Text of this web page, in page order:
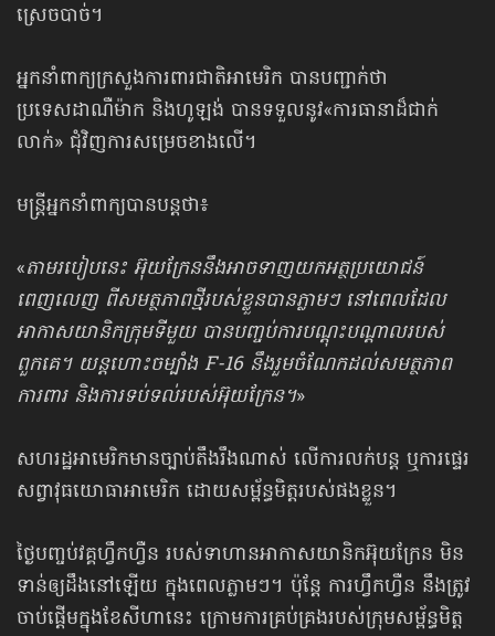
ស្រេចបាច់។
អ្នកនាំពាក្យក្រសួងការពារជាតិអាមេរិក បានបញ្ជាក់ថា
ប្រទេសដាណឺម៉ាក និងហូឡង់ បានទទួលនូវ«ការធានាដ៏ជាក់
លាក់» ជុំវិញការសម្រេចខាងលើ។
មន្ត្រីអ្នកនាំពាក្យបានបន្តថា៖
«តាមរបៀបនេះ អ៊ុយក្រែននឹងអាចទាញយកអត្ថប្រយោជន៍
ពេញលេញ ពីសមត្ថភាពថ្មីរបស់ខ្លួនបានភ្លាមៗ នៅពេលដែល
អាកាសយានិកក្រុមទីមួយ បានបញ្ចប់ការបណ្តុះបណ្តាលរបស់
ពួកគេ។ យន្តហោះចម្បាំង F-16 នឹងរួមចំណែកដល់សមត្ថភាព
ការពារ និងការទប់ទល់របស់អ៊ុយក្រែន។»
សហរដ្ឋអាមេរិកមានច្បាប់តឹងរឹងណាស់ លើការលក់បន្ត ឬការផ្ទេរ
សព្វាវុធយោធាអាមេរិក ដោយសម្ព័ន្ធមិត្តរបស់ផងខ្លួន។
ថ្ងៃបញ្ចប់វគ្គហ្វឹកហ្វឺន របស់ទាហានអាកាសយានិកអ៊ុយក្រែន មិន
ទាន់ឲ្យដឹងនៅឡើយ ក្នុងពេលភ្លាមៗ។ ប៉ុន្តែ ការហ្វឹកហ្វឺន នឹងត្រូវ
ចាប់ផ្ដើមក្នុងខែសីហានេះ ក្រោមការគ្រប់គ្រងរបស់ក្រុមសម្ព័ន្ធមិត្ត